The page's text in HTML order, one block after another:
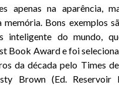
apenas na aparência,
memória. Bons exemplos
inteligente do mundo,
Book Award e foi
da década pelo Times
Brown (Ed. Reservoir